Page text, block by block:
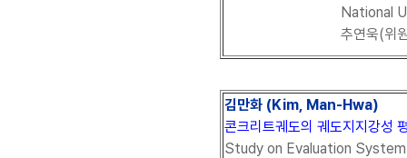
National
추연욱(위
김만화 (Kim, Man-Hwa)
콘크리트궤도의 궤도지지강성
Study on Evaluation